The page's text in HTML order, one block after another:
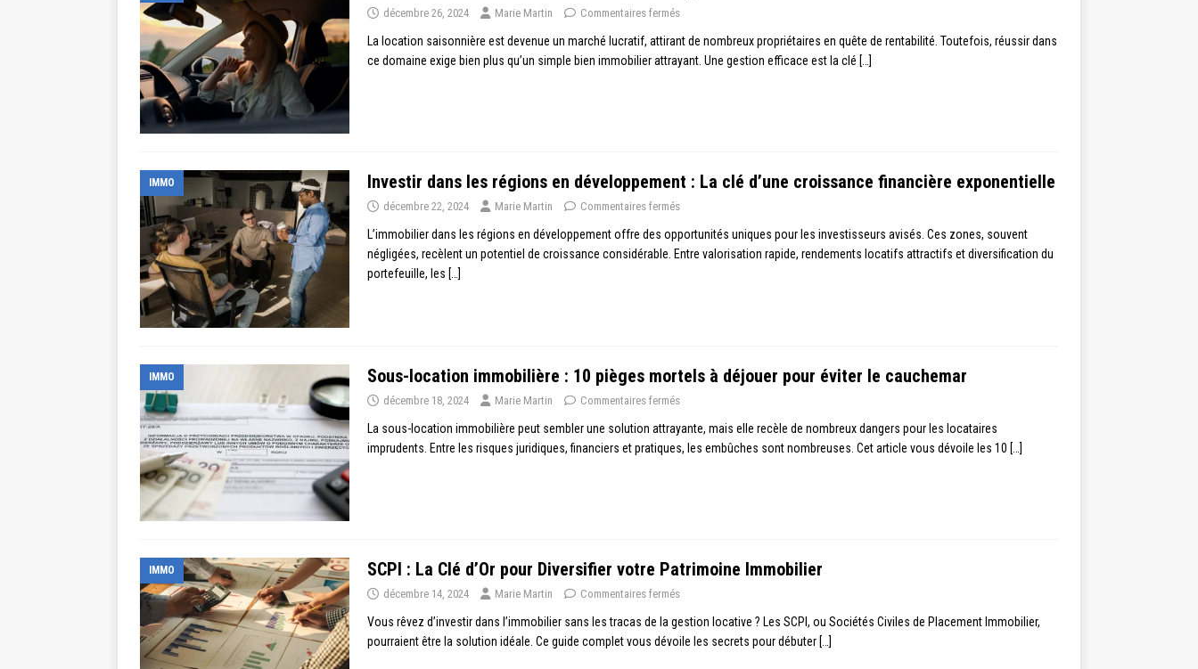
décembre 26, 2024 Marie Martin Commentaires fermés
La location saisonnière est devenue un marché lucratif, attirant de nombreux propriétaires en quête de rentabilité. Toutefois, réussir dans
ce domaine exige bien plus qu’un simple bien immobilier attrayant. Une gestion efficace est la clé […]
IMMO Investir dans les régions en développement : La clé d’une croissance financière exponentielle
décembre 22, 2024 Marie Martin Commentaires fermés
L’immobilier dans les régions en développement offre des opportunités uniques pour les investisseurs avisés. Ces zones, souvent
négligées, recèlent un potentiel de croissance considérable. Entre valorisation rapide, rendements locatifs attractifs et diversification du
portefeuille, les […]
IMMO Sous-location immobilière : 10 pièges mortels à déjouer pour éviter le cauchemar
décembre 18, 2024 Marie Martin Commentaires fermés
La sous-location immobilière peut sembler une solution attrayante, mais elle recèle de nombreux dangers pour les locataires
imprudents. Entre les risques juridiques, financiers et pratiques, les embûches sont nombreuses. Cet article vous dévoile les 10 […]
IMMO SCPI : La Clé d’Or pour Diversifier votre Patrimoine Immobilier
décembre 14, 2024 Marie Martin Commentaires fermés
Vous rêvez d’investir dans l’immobilier sans les tracas de la gestion locative ? Les SCPI, ou Sociétés Civiles de Placement Immobilier,
pourraient être la solution idéale. Ce guide complet vous dévoile les secrets pour débuter […]